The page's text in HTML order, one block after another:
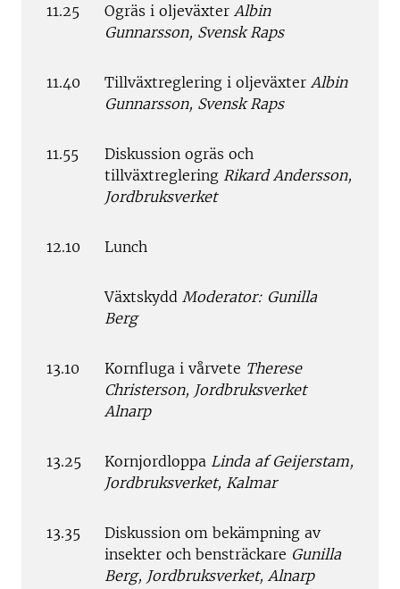
11.25 Ogräs i oljeväxter Albin
Gunnarsson, Svensk Raps
11.40 Tillväxtreglering i oljeväxter Albin
Gunnarsson, Svensk Raps
11.55
Diskussion ogräs och
tillväxtreglering Rikard Andersson,
Jordbruksverket
12.10 Lunch
Växtskydd Moderator: Gunilla
Berg
13.10 Kornfluga i vårvete Therese
Christerson, Jordbruksverket
Alnarp
13.25 Kornjordloppa Linda af Geijerstam,
Jordbruksverket, Kalmar
13.35
Diskussion om bekämpning av
insekter och bensträckare Gunilla
Berg, Jordbruksverket, Alnarp